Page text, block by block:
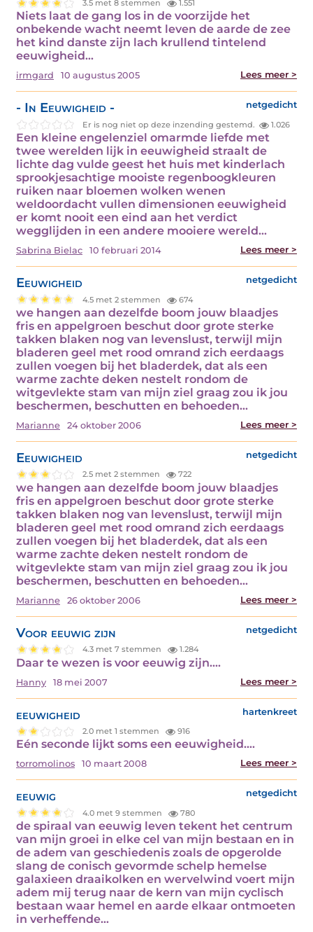
3.5 met 8 stemmen 1.551
Niets laat de gang los in de voorzijde het
onbekende wacht neemt leven de aarde de zee
het kind danste zijn lach krullend tintelend
eeuwigheid…
irmgard 10 augustus 2005 Lees meer >
- In Eeuwigheid - netgedicht
Er is nog niet op deze inzending gestemd. 1.026
Een kleine engelenziel omarmde liefde met
twee werelden lijk in eeuwigheid straalt de
lichte dag vulde geest het huis met kinderlach
sprookjesachtige mooiste regenboogkleuren
ruiken naar bloemen wolken wenen
weldoordacht vullen dimensionen eeuwigheid
er komt nooit een eind aan het verdict
wegglijden in een andere mooiere wereld…
Sabrina Bielac 10 februari 2014 Lees meer >
Eeuwigheid netgedicht
4.5 met 2 stemmen 674
we hangen aan dezelfde boom jouw blaadjes
fris en appelgroen beschut door grote sterke
takken blaken nog van levenslust, terwijl mijn
bladeren geel met rood omrand zich eerdaags
zullen voegen bij het bladerdek, dat als een
warme zachte deken nestelt rondom de
witgevlekte stam van mijn ziel graag zou ik jou
beschermen, beschutten en behoeden…
Marianne 24 oktober 2006 Lees meer >
Eeuwigheid netgedicht
2.5 met 2 stemmen 722
we hangen aan dezelfde boom jouw blaadjes
fris en appelgroen beschut door grote sterke
takken blaken nog van levenslust, terwijl mijn
bladeren geel met rood omrand zich eerdaags
zullen voegen bij het bladerdek, dat als een
warme zachte deken nestelt rondom de
witgevlekte stam van mijn ziel graag zou ik jou
beschermen, beschutten en behoeden…
Marianne 26 oktober 2006 Lees meer >
Voor eeuwig zijn netgedicht
4.3 met 7 stemmen 1.284
Daar te wezen is voor eeuwig zijn.…
Hanny 18 mei 2007 Lees meer >
eeuwigheid hartenkreet
2.0 met 1 stemmen 916
Eén seconde lijkt soms een eeuwigheid.…
torromolinos 10 maart 2008 Lees meer >
eeuwig netgedicht
4.0 met 9 stemmen 780
de spiraal van eeuwig leven tekent het centrum
van mijn groei in elke cel van mijn bestaan en in
de adem van geschiedenis zoals de opgerolde
slang de conisch gevormde schelp hemelse
galaxieen draaikolken en wervelwind voert mijn
adem mij terug naar de kern van mijn cyclisch
bestaan waar hemel en aarde elkaar ontmoeten
in verheffende…